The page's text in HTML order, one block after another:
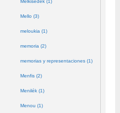
Melkisedek (1)
Mello (3)
meloukia (1)
memoria (2)
memorias y representaciones (1)
Menfis (2)
Menilék (1)
Menou (1)